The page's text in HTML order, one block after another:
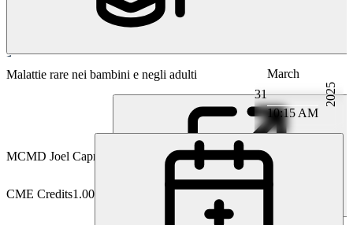
Nefrologia
31
March
10:15 AM
2025
CME Credits1.00
Malattie rare nei bambini e negli adulti
MCMD Joel Capraro